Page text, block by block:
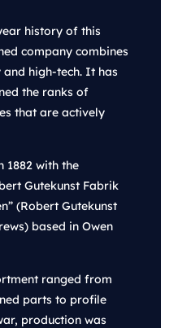
history of this
company combines
high-tech. It has
the ranks of
that are actively
1882 with the
Gutekunst Fabrik
(Robert Gutekunst
based in Owen
ranged from
parts to profile
production was